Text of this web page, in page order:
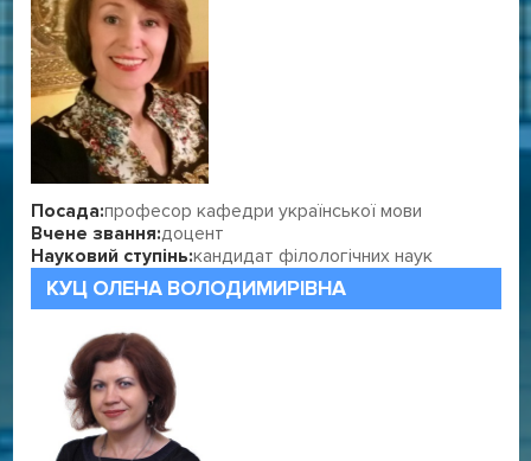
Посада:професор кафедри української мови
Вчене звання:доцент
Науковий ступінь:кандидат філологічних наук
КУЦ ОЛЕНА ВОЛОДИМИРІВНА